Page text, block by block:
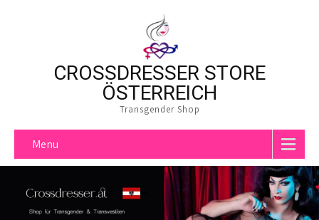
CROSSDRESSER STORE
ÖSTERREICH
Transgender Shop
Menu